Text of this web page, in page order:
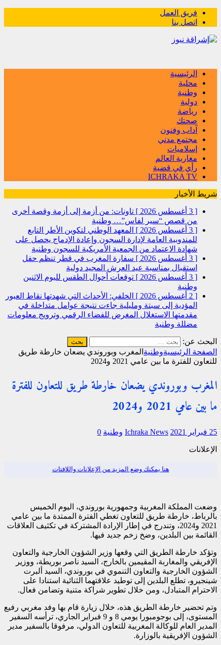
فريق العمل
اتصل بنا
الرئيسية
محلية
وطنية
دولية
رياضة
صحتك
آداب وفنون
مجتمع مدني
إسلاميات
مغاربة العالم
رأي في قضية
ICHRAKA TV
شريط الأخبار
[ 3 أغسطس 2026 ]
تاونات: من أزمة إلى أزمة وقصة أخرى
من قصص “سير لفاس”… وطنية
[ 3 أغسطس 2026 ]
المعهد الوطني لتكوين الأطر التابع
للمندوبية العامة لإدارة السجون وإعادة الإدماج يحصل على
شهادة الاعتماد من الجمعية الأمريكية للسجون وطنية
[ 3 أغسطس 2026 ]
سفارة المغرب في قطر تنظم حفل
استقبال بمناسبة عيد العرش المجيد دولية
[ 3 أغسطس 2026 ]
توقعات أحوال الطقس لليوم الاثنين
وطنية
[ 2 أغسطس 2026 ]
الخلفي: الأحداث التي شهدتها نقاط العبور
المؤدية إلى سبتة ومليلية جاءت نتيجة عوامل متداخلة في
مقدمتها الاستغلال المغرض للفضاء الرقمي وترويج معلومات
مضللة وطنية
البحث عن:
الصفحة الرئيسيةوطنية المغرب وبوروندي يضعان خارطة طريق
للتعاون للفترة ما بين عامي 2021 و2024
المغرب وبوروندي يضعان خارطة طريق للتعاون للفترة
ما بين عامي 2021 و2024
25 فبراير 2021 Ichraka News وطنية 0
الإعلانات
هنا يمكنك وضع المزيد من الإعلانات واللافتات
وضعت المملكة المغربية وجمهورية بوروندي، اليوم الخميس
بالرباط، خارطة طريق للتعاون تغطي الفترة الممتدة ما بين عامي
2021 و2024، وتندرج في إطار الإرادة المشتركة في تكثيف العلاقات
القائمة بين البلدين، وضخ زخم جديد فيها.
وتؤكد خارطة الطريق التي وقعها وزير الشؤون الخارجية والتعاون
الإفريقي والمغاربة المقيمين بالخارج، السيد ناصر بوريطة، ووزير
الشؤون الخارجية والتعاون التنموي في بوروندي، السيد ألبرت
شينجيرو، تطلع البلدين إلى توطيد علاقتهما الثنائية استنادا على
الاحترام المتبادل، ومن خلال تطوير شراكة متنية وتضامن فعال.
وتم تحضير خارطة الطريق هذه، خلال زيارة قام بها وفد مغربي رفيع
المستوى، إلى بوجومبورا يومي 8 و 9 فبراير الجاري، ترأسه السفير
المدير العام للوكالة المغربية للتعاون الدولي، مرفوقا بالسفير مدير
الشؤون الإفريقية بالوزارة.